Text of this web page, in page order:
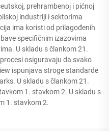
prehrambenoj i pićnoj
industriji i sektorima
ima koristi od prilagođenih
specifičnim izazovima
U skladu s člankom 21.
osiguravaju da svako
ispunjava stroge standarde
U skladu s člankom 21.
1. stavkom 2. U skladu s
1. stavkom 2.